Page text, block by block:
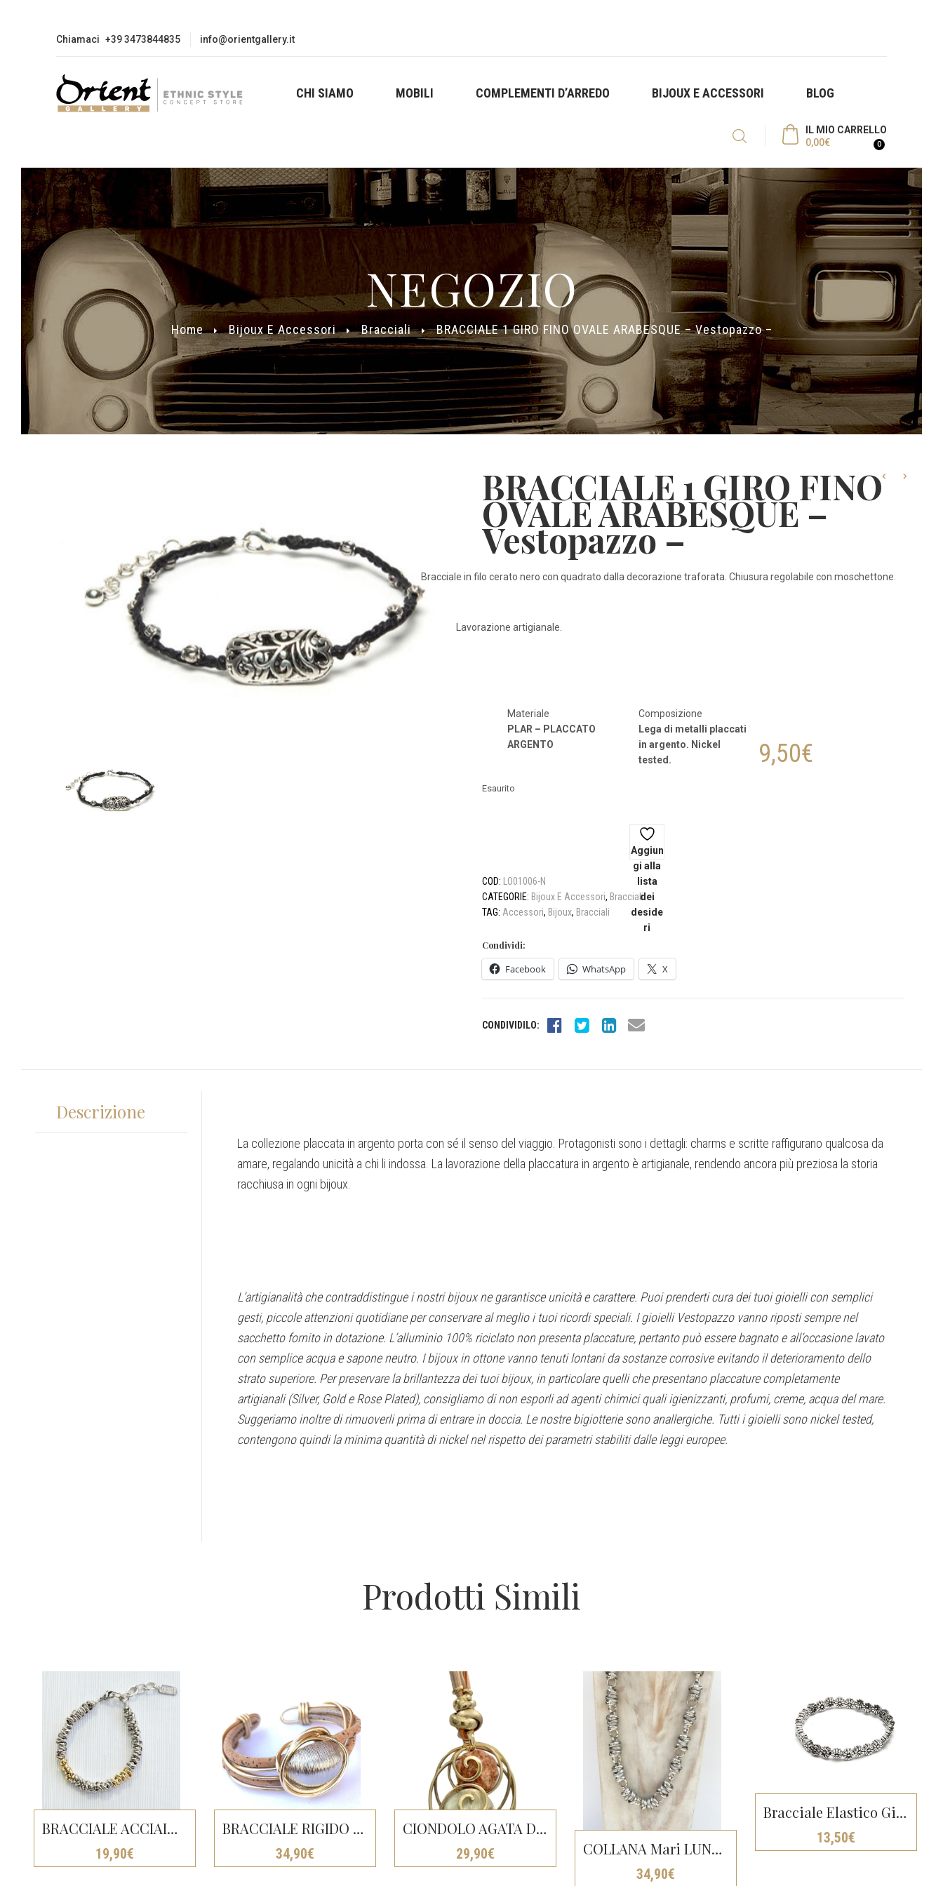
Chiamaci +39 3473844835 info@orientgallery.it
CHI SIAMO MOBILI COMPLEMENTI D’ARREDO BIJOUX E ACCESSORI BLOG
IL MIO CARRELLO
0
0,00€
Home Bijoux E Accessori Bracciali BRACCIALE 1 GIRO FINO OVALE ARABESQUE – Vestopazzo –
NEGOZIO
BRACCIALE 1 GIRO FINO
OVALE ARABESQUE –
Vestopazzo –
Bracciale in filo cerato nero con quadrato dalla decorazione traforata. Chiusura regolabile con moschettone.
Lavorazione artigianale.
Materiale
PLAR – PLACCATO
ARGENTO
Composizione
Lega di metalli placcati
in argento. Nickel
tested.
9,50€
Esaurito
Aggiun
gi alla
lista
dei
deside
ri
COD:
LO01006-N
CATEGORIE: Bijoux E Accessori, Bracciali
TAG: Accessori, Bijoux, Bracciali
Condividi:
Facebook WhatsApp X
CONDIVIDILO:
Descrizione
La collezione placcata in argento porta con sé il senso del viaggio. Protagonisti sono i dettagli: charms e scritte raffigurano qualcosa da
amare, regalando unicità a chi li indossa. La lavorazione della placcatura in argento è artigianale, rendendo ancora più preziosa la storia
racchiusa in ogni bijoux.
L’artigianalità che contraddistingue i nostri bijoux ne garantisce unicità e carattere. Puoi prenderti cura dei tuoi gioielli con semplici
gesti, piccole attenzioni quotidiane per conservare al meglio i tuoi ricordi speciali. I gioielli Vestopazzo vanno riposti sempre nel
sacchetto fornito in dotazione. L’alluminio 100% riciclato non presenta placcature, pertanto può essere bagnato e all’occasione lavato
con semplice acqua e sapone neutro. I bijoux in ottone vanno tenuti lontani da sostanze corrosive evitando il deterioramento dello
strato superiore. Per preservare la brillantezza dei tuoi bijoux, in particolare quelli che presentano placcature completamente
artigianali (Silver, Gold e Rose Plated), consigliamo di non esporli ad agenti chimici quali igienizzanti, profumi, creme, acqua del mare.
Suggeriamo inoltre di rimuoverli prima di entrare in doccia. Le nostre bigiotterie sono anallergiche. Tutti i gioielli sono nickel tested,
contengono quindi la minima quantità di nickel nel rispetto dei parametri stabiliti dalle leggi europee.
Prodotti Simili
BRACCIALE ACCIAIO DADO Oro/argento
19,90€
BRACCIALE RIGIDO ORIONE
34,90€
CIONDOLO AGATA DI FUOCO
29,90€ COLLANA Mari LUNGA
34,90€
Bracciale Elastico Girasoli – Vestopazzo
13,50€